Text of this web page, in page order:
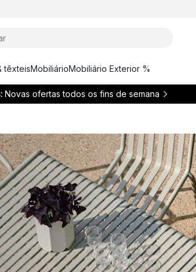
têxteisMobiliárioMobiliário Exterior %
Novas ofertas todos os fins de semana